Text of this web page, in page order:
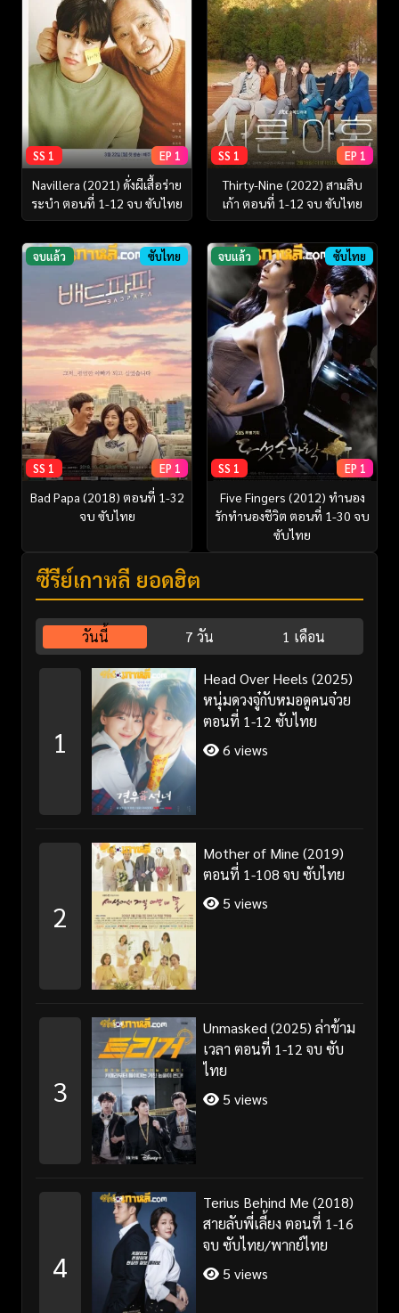
SS 1 EP 1
Navillera (2021) ดั่งผีเสื้อร่าย
ระบำ ตอนที่ 1-12 จบ ซับไทย
SS 1 EP 1
Thirty-Nine (2022) สามสิบ
เก้า ตอนที่ 1-12 จบ ซับไทย
จบแล้ว ซับไทย
SS 1 EP 1
Bad Papa (2018) ตอนที่ 1-32
จบ ซับไทย
จบแล้ว ซับไทย
SS 1 EP 1
Five Fingers (2012) ทำนอง
รักทำนองชีวิต ตอนที่ 1-30 จบ
ซับไทย
ซีรี่ย์เกาหลี ยอดฮิต
วันนี้ 7 วัน 1 เดือน
1
Head Over Heels (2025)
หนุ่มดวงจู๋กับหมอดูคนจ๋วย
ตอนที่ 1-12 ซับไทย
6 views
2
Mother of Mine (2019)
ตอนที่ 1-108 จบ ซับไทย
5 views
3
Unmasked (2025) ล่าข้าม
เวลา ตอนที่ 1-12 จบ ซับ
ไทย
5 views
4
Terius Behind Me (2018)
สายลับพี่เลี้ยง ตอนที่ 1-16
จบ ซับไทย/พากย์ไทย
5 views